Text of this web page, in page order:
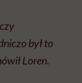
był to
Loren.